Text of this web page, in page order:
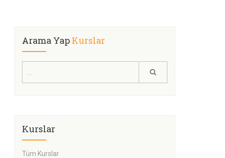
Arama Yap Kurslar
Kurslar
Tüm Kurslar